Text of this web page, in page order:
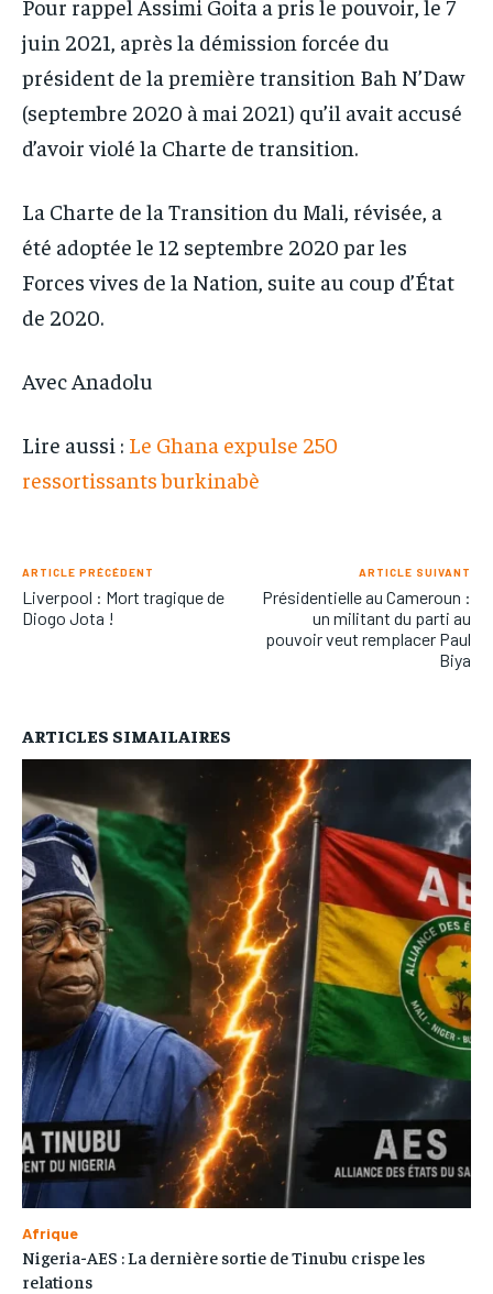
Pour rappel Assimi Goita a pris le pouvoir, le 7
juin 2021, après la démission forcée du
président de la première transition Bah N’Daw
(septembre 2020 à mai 2021) qu’il avait accusé
d’avoir violé la Charte de transition.
La Charte de la Transition du Mali, révisée, a
été adoptée le 12 septembre 2020 par les
Forces vives de la Nation, suite au coup d’État
de 2020.
Avec Anadolu
Lire aussi : Le Ghana expulse 250
ressortissants burkinabè
ARTICLE PRÉCÉDENT
Liverpool : Mort tragique de
Diogo Jota !
ARTICLE SUIVANT
Présidentielle au Cameroun :
un militant du parti au
pouvoir veut remplacer Paul
Biya
ARTICLES SIMAILAIRES
Afrique
Nigeria-AES : La dernière sortie de Tinubu crispe les
relations